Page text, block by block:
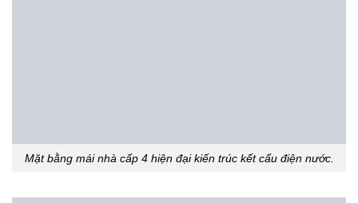
Mặt bằng mái nhà cấp 4 hiện đại kiến trúc kết cấu điện nước.